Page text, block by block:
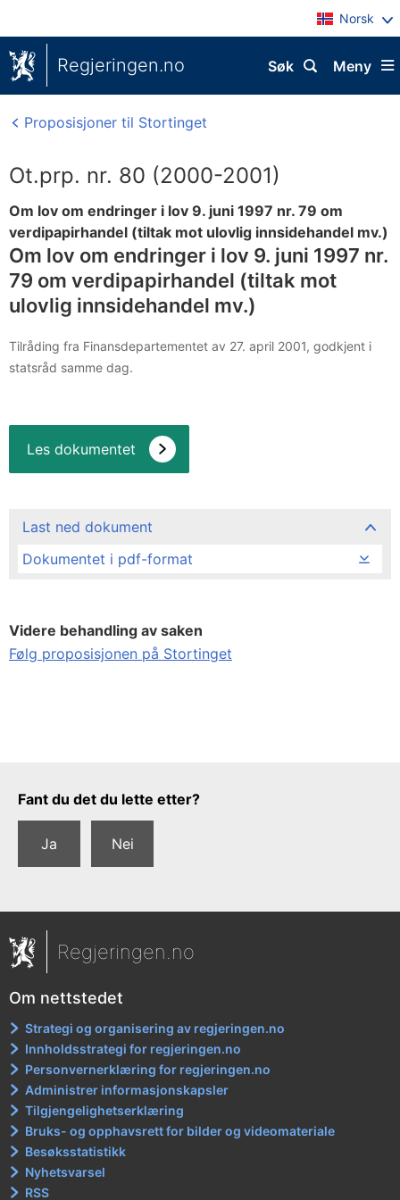
Norsk
Regjeringen.no Meny
Søk
Proposisjoner til Stortinget
Ot.prp. nr. 80 (2000-2001)
Om lov om endringer i lov 9. juni 1997 nr. 79 om
verdipapirhandel (tiltak mot ulovlig innsidehandel mv.)
Om lov om endringer i lov 9. juni 1997 nr.
79 om verdipapirhandel (tiltak mot
ulovlig innsidehandel mv.)
Tilråding fra Finansdepartementet av 27. april 2001, godkjent i
statsråd samme dag.
Les dokumentet
Last ned dokument
Dokumentet i pdf-format
Videre behandling av saken
Følg proposisjonen på Stortinget
Tilbakemeldingsskjema
Fant du det du lette etter?
Ja Nei
Regjeringen.no
Om nettstedet
Strategi og organisering av regjeringen.no
Innholdsstrategi for regjeringen.no
Personvernerklæring for regjeringen.no
Administrer informasjonskapsler
Tilgjengelighetserklæring
Bruks- og opphavsrett for bilder og videomateriale
Besøksstatistikk
Nyhetsvarsel
RSS